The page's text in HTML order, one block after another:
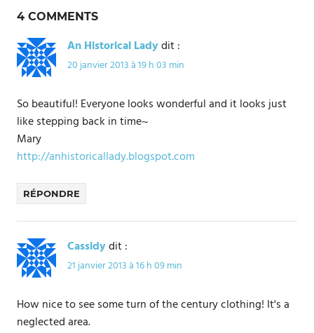
l’article
4 COMMENTS
An Historical Ladydit :
20 janvier 2013 à 19 h 03 min
So beautiful! Everyone looks wonderful and it looks just
like stepping back in time~
Mary
http://anhistoricallady.blogspot.com
RÉPONDRE
Cassidydit :
21 janvier 2013 à 16 h 09 min
How nice to see some turn of the century clothing! It's a
neglected area.